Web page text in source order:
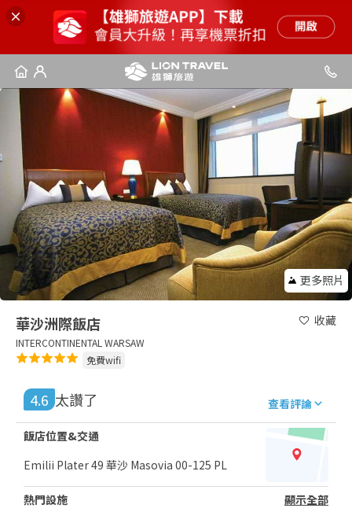
更多照片
華沙洲際飯店
INTERCONTINENTAL WARSAW
免費wifi
收藏
4.6 太讚了 查看評論
飯店位置&交通
Emilii Plater 49 華沙 Masovia 00-125 PL
熱門設施
顯示全部